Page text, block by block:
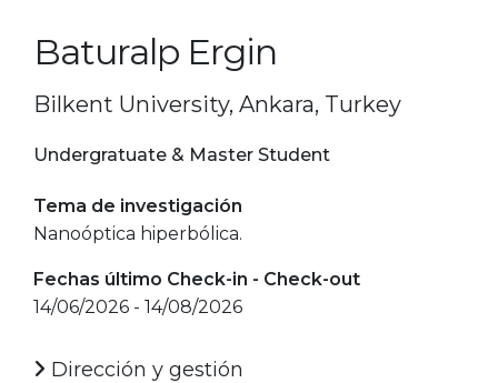
Baturalp Ergin
Bilkent University, Ankara, Turkey
Undergratuate & Master Student
Tema de investigación
Nanoóptica hiperbólica.
Fechas último Check-in - Check-out
14/06/2026 - 14/08/2026
Dirección y gestión